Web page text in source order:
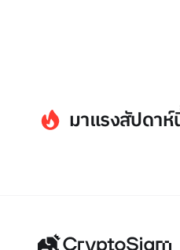
มาแรงสัปดา